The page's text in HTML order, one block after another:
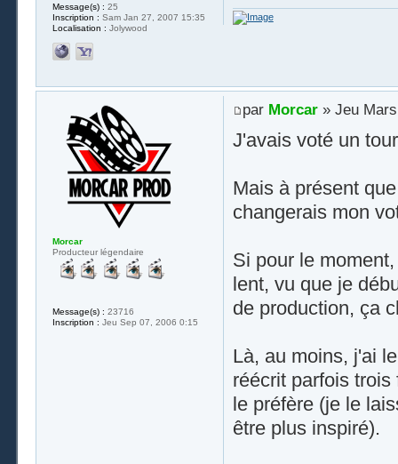
Message(s) : 25
Inscription : Sam Jan 27, 2007 15:35
Localisation : Jolywood
par Morcar» Jeu Mars
J'avais voté un
Mais à présent
changerais mon
Si pour le
lent, vu que je
de production, ça
Là, au moins, j'ai
réécrit parfois
le préfère (je le
être plus inspiré).
Morcar
Producteur légendaire
Message(s) : 23716
Inscription : Jeu Sep 07, 2006 0:15